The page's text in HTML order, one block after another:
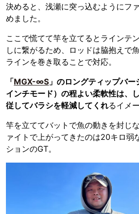
決めると、浅瀬に突っ込むようにフ
めました。
ここで慌てて竿を立てるとラインテ
しに繋がるため、ロッドは脇抱えで
ラインを巻き取ることで対応。
「MGX-∞S 」のロングティップバ
インチモード）の程よい柔軟性は、
従してバラシを軽減してくれるイメ
竿を立ててバットで魚の動きを封じ
ァイトで上がってきたのは20キロ弱
ションのGT。